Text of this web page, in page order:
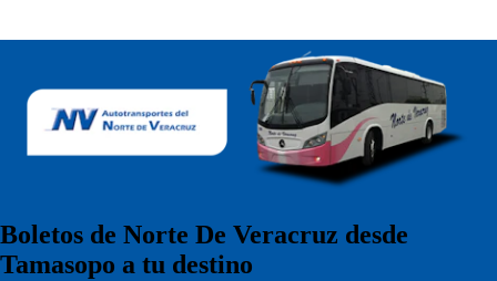
Boletos de Norte De Veracruz desde
Tamasopo a tu destino